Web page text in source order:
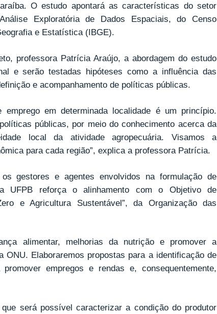
O estudo apontará as características do setor
Exploratória de Dados Espaciais, do Censo
e Estatística (IBGE).
professora Patrícia Araújo, a abordagem do estudo
e serão testadas hipóteses como a influência das
e acompanhamento de políticas públicas.
emprego em determinada localidade é um princípio.
públicas, por meio do conhecimento acerca da
local da atividade agropecuária. Visamos a
para cada região”, explica a professora Patrícia.
gestores e agentes envolvidos na formulação de
UFPB reforça o alinhamento com o Objetivo de
e Agricultura Sustentável”, da Organização das
alimentar, melhorias da nutrição e promover a
ONU. Elaboraremos propostas para a identificação de
empregos e rendas e, consequentemente,
será possível caracterizar a condição do produtor